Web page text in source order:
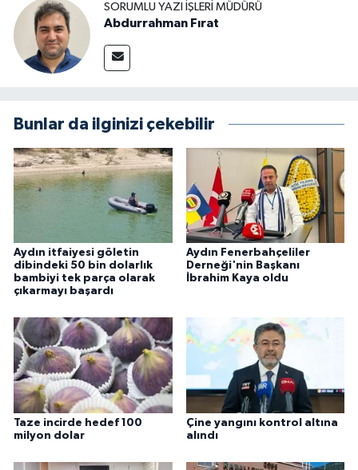
SORUMLU YAZI İŞLERI MÜDÜRÜ
Abdurrahman Fırat
Bunlar da ilginizi çekebilir
Aydın itfaiyesi göletin
dibindeki 50 bin dolarlık
bambiyi tek parça olarak
çıkarmayı başardı
Aydın Fenerbahçeliler
Derneği'nin Başkanı
İbrahim Kaya oldu
Taze incirde hedef 100
milyon dolar
Çine yangını kontrol altına
alındı